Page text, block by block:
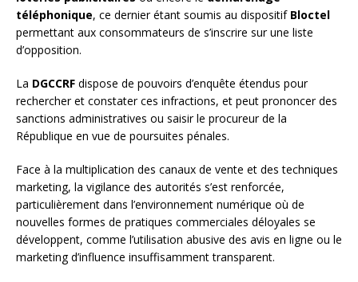
téléphonique, ce dernier étant soumis au dispositif Bloctel
permettant aux consommateurs de s’inscrire sur une liste
d’opposition.
La DGCCRF dispose de pouvoirs d’enquête étendus pour
rechercher et constater ces infractions, et peut prononcer des
sanctions administratives ou saisir le procureur de la
République en vue de poursuites pénales.
Face à la multiplication des canaux de vente et des techniques
marketing, la vigilance des autorités s’est renforcée,
particulièrement dans l’environnement numérique où de
nouvelles formes de pratiques commerciales déloyales se
développent, comme l’utilisation abusive des avis en ligne ou le
marketing d’influence insuffisamment transparent.